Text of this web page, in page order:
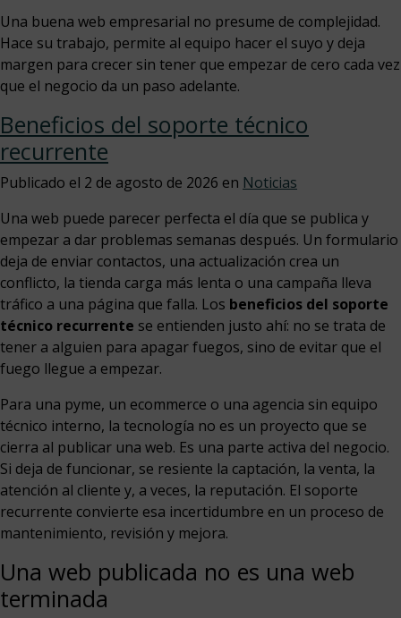
Una buena web empresarial no presume de complejidad.
Hace su trabajo, permite al equipo hacer el suyo y deja
margen para crecer sin tener que empezar de cero cada vez
que el negocio da un paso adelante.
Beneficios del soporte técnico
recurrente
Publicado el 2 de agosto de 2026 en Noticias
Una web puede parecer perfecta el día que se publica y
empezar a dar problemas semanas después. Un formulario
deja de enviar contactos, una actualización crea un
conflicto, la tienda carga más lenta o una campaña lleva
tráfico a una página que falla. Los beneficios del soporte
técnico recurrente se entienden justo ahí: no se trata de
tener a alguien para apagar fuegos, sino de evitar que el
fuego llegue a empezar.
Para una pyme, un ecommerce o una agencia sin equipo
técnico interno, la tecnología no es un proyecto que se
cierra al publicar una web. Es una parte activa del negocio.
Si deja de funcionar, se resiente la captación, la venta, la
atención al cliente y, a veces, la reputación. El soporte
recurrente convierte esa incertidumbre en un proceso de
mantenimiento, revisión y mejora.
Una web publicada no es una web
terminada